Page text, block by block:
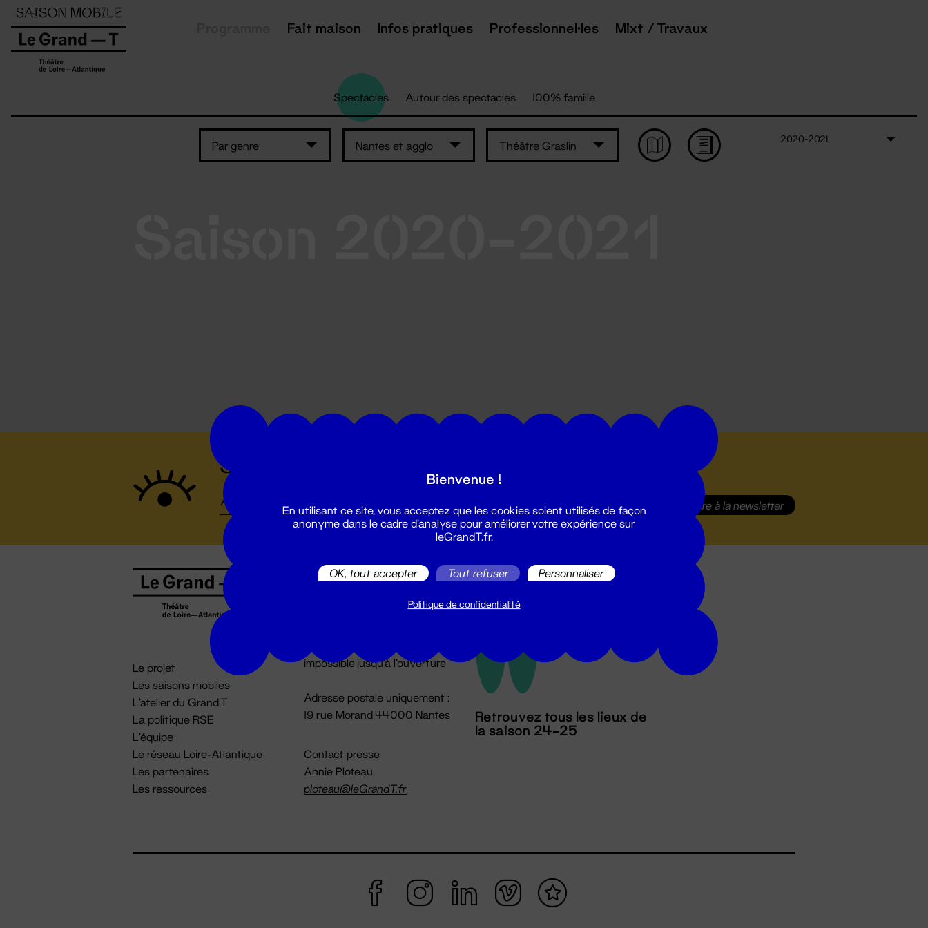
Fait maison Infos pratiques Professionnel·les Mixt / Travaux
Spectacles Autour des spectacles 100% famille
Par genre Nantes et agglo Théâtre Graslin
2020-2021
Suivez toutes les actualités du Grand T :
S'inscrire à la newsletter
Le projet
Les saisons mobiles
L'atelier du Grand T
La politique RSE
L'équipe
Le réseau Loire-Atlantique
Les partenaires
Les ressources
Billetterie
billetterie@leGrandT.fr
impossible jusqu'à l'ouverture
Adresse postale uniquement :
19 rue Morand 44000 Nantes
Contact presse
Annie Ploteau
ploteau@leGrandT.fr
Retrouvez tous les lieux de
la saison 24-25
Panneau de gestion des cookies
Bienvenue !
En utilisant ce site, vous acceptez que les cookies soient utilisés de façon
anonyme dans le cadre d'analyse pour améliorer votre expérience sur
leGrandT.fr.
OK, tout accepter Tout refuser Personnaliser
Politique de confidentialité